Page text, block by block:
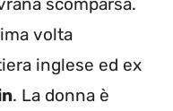
scomparsa.
volta
inglese ed ex
. La donna è